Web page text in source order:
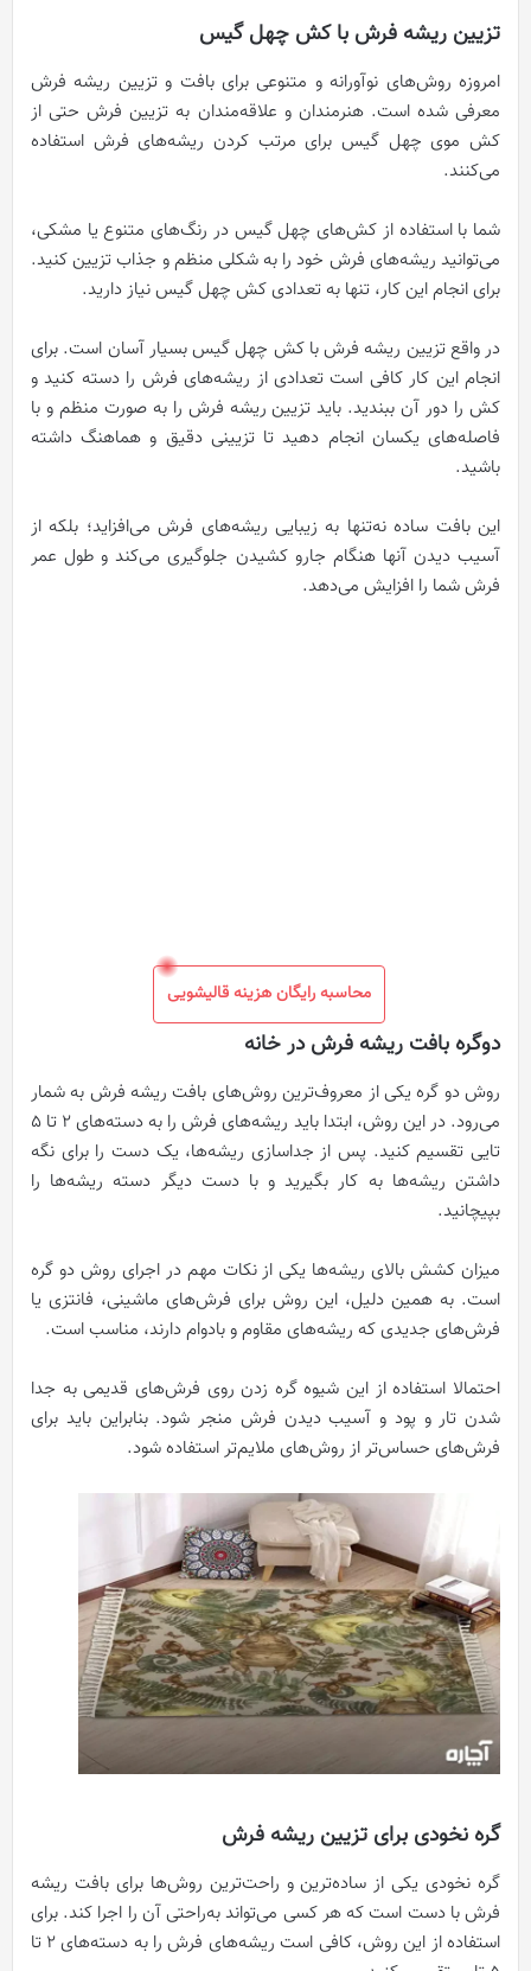
تزیین ریشه فرش با کش چهل گیس
امروزه روش‌های نوآورانه و متنوعی برای بافت و تزیین ریشه فرش
معرفی شده است. هنرمندان و علاقه‌مندان به تزیین فرش حتی از
کش موی چهل‌ گیس برای مرتب کردن ریشه‌های فرش استفاده
می‌کنند.
شما با استفاده از کش‌های چهل‌ گیس در رنگ‌های متنوع یا مشکی،
می‌توانید ریشه‌های فرش خود را به شکلی منظم و جذاب تزیین کنید.
برای انجام این کار، تنها به تعدادی کش چهل‌ گیس نیاز دارید.
در واقع تزیین ریشه فرش با کش چهل‌ گیس بسیار آسان است. برای
انجام این کار کافی است تعدادی از ریشه‌های فرش را دسته کنید و
کش را دور آن ببندید. باید تزیین ریشه فرش را به صورت منظم و با
فاصله‌های یکسان انجام دهید تا تزیینی دقیق و هماهنگ داشته
باشید.
این بافت ساده نه‌تنها به زیبایی ریشه‌های فرش می‌افزاید؛ بلکه از
آسیب دیدن آنها هنگام جارو کشیدن جلوگیری می‌کند و طول عمر
فرش شما را افزایش می‌دهد.
محاسبه رایگان هزینه قالیشویی
دوگره بافت ریشه فرش در خانه
روش دو گره یکی از معروف‌ترین روش‌های بافت ریشه فرش به شمار
می‌رود. در این روش، ابتدا باید ریشه‌های فرش را به دسته‌های 2 تا 5
تایی تقسیم کنید. پس از جداسازی ریشه‌ها، یک دست را برای نگه
داشتن ریشه‌ها به کار بگیرید و با دست دیگر دسته ریشه‌ها را
بپیچانید.
میزان کشش بالای ریشه‌ها یکی از نکات مهم در اجرای روش دو گره
است. به همین دلیل، این روش برای فرش‌های ماشینی، فانتزی یا
فرش‌های جدیدی که ریشه‌های مقاوم و بادوام دارند، مناسب است.
احتمالا استفاده از این شیوه گره زدن روی فرش‌های قدیمی به جدا
شدن تار و پود و آسیب دیدن فرش منجر شود. بنابراین باید برای
فرش‌های حساس‌تر از روش‌های ملایم‌تر استفاده شود.
گره نخودی برای تزیین ریشه فرش
گره نخودی یکی از ساده‌ترین و راحت‌ترین روش‌ها برای بافت ریشه
فرش با دست است که هر کسی می‌تواند به‌راحتی آن را اجرا کند. برای
استفاده از این روش، کافی است ریشه‌های فرش را به دسته‌های 2 تا